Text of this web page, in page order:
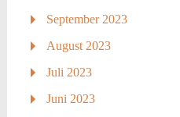
September 2023
August 2023
Juli 2023
Juni 2023